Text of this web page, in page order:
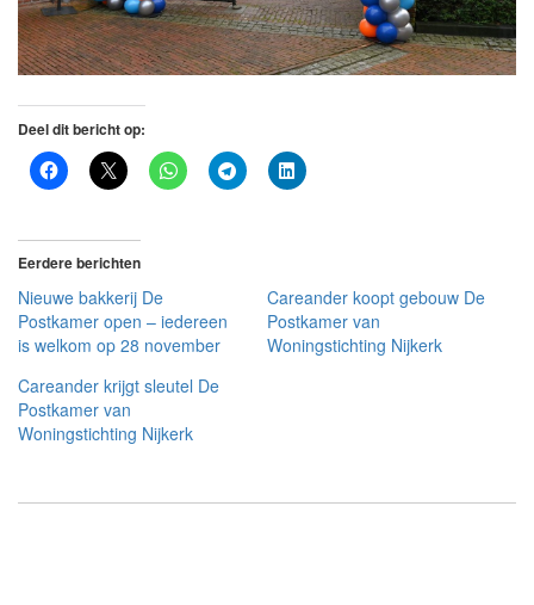
Deel dit bericht op:
Eerdere berichten
Nieuwe bakkerij De
Postkamer open – iedereen
is welkom op 28 november
Careander koopt gebouw De
Postkamer van
Woningstichting Nijkerk
Careander krijgt sleutel De
Postkamer van
Woningstichting Nijkerk